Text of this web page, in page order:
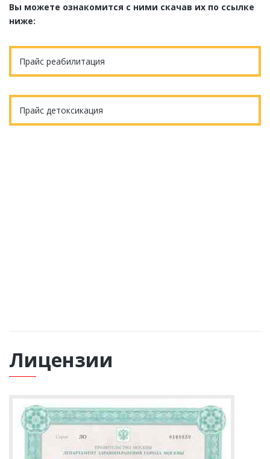
Вы можете ознакомится с ними скачав их по ссылке
ниже:
Прайс реабилитация
Прайс детоксикация
Лицензии